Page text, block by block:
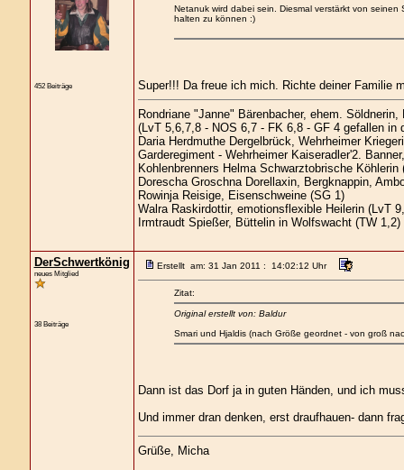
452 Beiträge
Netanuk wird dabei sein. Diesmal verstärkt von
halten zu können :)
Super!!! Da freue ich mich. Richte deiner Familie
Rondriane "Janne" Bärenbacher, ehem.
(LvT 5,6,7,8 - NOS 6,7 - FK 6,8 - GF 4 gefallen in
Daria Herdmuthe Dergelbrück, Wehrheimer
Garderegiment - Wehrheimer Kaiseradler'2.
Kohlenbrenners Helma Schwarztobrische Köhlerin
Dorescha Groschna Dorellaxin, Bergknappin,
Rowinja Reisige, Eisenschweine (SG 1)
Walra Raskirdottir, emotionsflexible Heilerin (LvT
Irmtraudt Spießer, Büttelin in Wolfswacht (TW 1,2)
DerSchwertkönig
neues Mitglied
38 Beiträge
Erstellt am: 31 Jan 2011 : 14:02:12 Uhr
Zitat:
Original erstellt von: Baldur
Smari und Hjaldis (nach Größe geordnet - von groß
Dann ist das Dorf ja in guten Händen, und ich
Und immer dran denken, erst draufhauen- dann
Grüße, Micha